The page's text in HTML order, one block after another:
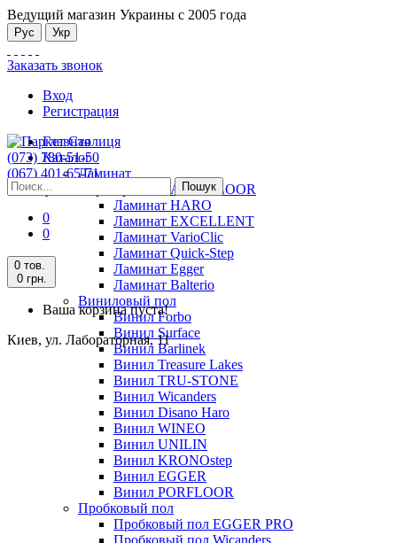
Ведущий магазин Украины с 2005 года
Рус Укр
Заказать звонок
Вход
Регистрация
(073) 780-51-50
(067) 401-65-71
Киев, ул. Лабораторная, 11
Пошук
0
0
0 тов.
0 грн.
Ваша корзина пуста!
Киев, ул. Лабораторная, 11
Главная
Каталог
Ламинат
Ламинат ALSAFLOOR
Ламинат HARO
Ламинат EXCELLENT
Ламинат VarioClic
Ламинат Quick-Step
Ламинат Egger
Ламинат Balterio
Виниловый пол
Винил Forbo
Винил Surface
Винил Barlinek
Винил Treasure Lakes
Винил TRU-STONE
Винил Wicanders
Винил Disano Haro
Винил WINEO
Винил UNILIN
Винил KRONOstep
Винил EGGER
Винил PORFLOOR
Пробковый пол
Пробковый пол EGGER PRO
Пробковый пол Wicanders